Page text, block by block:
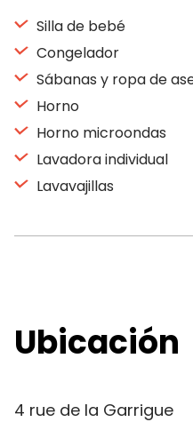
Silla de bebé
Congelador
Sábanas y ropa de
Horno
Horno microondas
Lavadora individual
Lavavajillas
Ubicación
4 rue de la Garrigue